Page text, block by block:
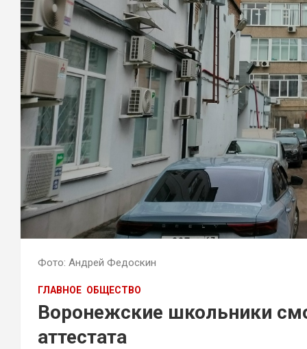
Фото: Андрей Федоскин
ГЛАВНОЕ ОБЩЕСТВО
Воронежские школьники
аттестата